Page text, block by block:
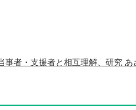
事者・支援者と相互理解、研究 あ